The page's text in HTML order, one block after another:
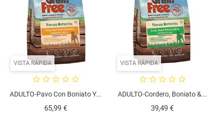
VISTA RÁPIDA
ADULTO-Pavo Con Boniato Y...
65,99 €Precio
VISTA RÁPIDA
ADULTO-Cordero, Boniato &...
39,49 €Precio